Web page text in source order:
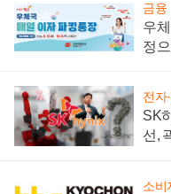
금융
우
정
전자
SK
선,
소비